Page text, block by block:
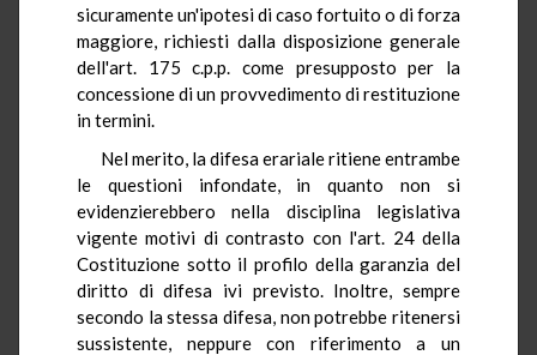
sicuramente un'ipotesi di caso fortuito o di forza
maggiore, richiesti dalla disposizione generale
dell'art. 175 c.p.p. come presupposto per la
concessione di un provvedimento di restituzione
in termini.
Nel merito, la difesa erariale ritiene entrambe
le questioni infondate, in quanto non si
evidenzierebbero nella disciplina legislativa
vigente motivi di contrasto con l'art. 24 della
Costituzione sotto il profilo della garanzia del
diritto di difesa ivi previsto. Inoltre, sempre
secondo la stessa difesa, non potrebbe ritenersi
sussistente, neppure con riferimento a un